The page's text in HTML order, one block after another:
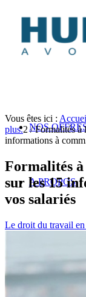
NOS
A PROPOS
Vous êtes ici :
plus.2 / Formalités à
informations à
Formalités à
sur les 15
vos salariés
Le droit du travail